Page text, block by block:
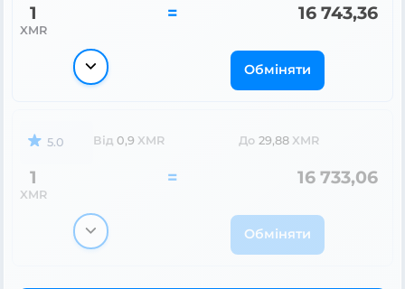
1
XMR
= 16 743,36
Обміняти
5.0 Від 0,9 XMR До 29,88 XMR
1
XMR
= 16 733,06
Обміняти